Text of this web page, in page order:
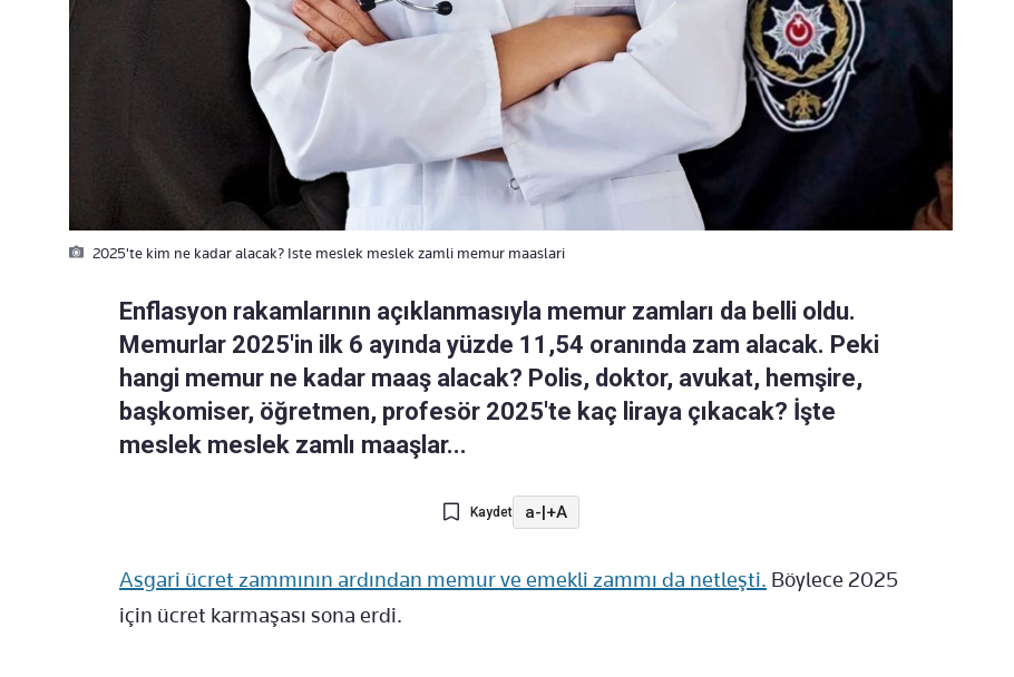
2025'te kim ne kadar alacak? Iste meslek meslek zamli memur maaslari
Enflasyon rakamlarının açıklanmasıyla memur zamları da belli oldu.
Memurlar 2025'in ilk 6 ayında yüzde 11,54 oranında zam alacak. Peki
hangi memur ne kadar maaş alacak? Polis, doktor, avukat, hemşire,
başkomiser, öğretmen, profesör 2025'te kaç liraya çıkacak? İşte
meslek meslek zamlı maaşlar...
Kaydet a-|+A
Asgari ücret zammının ardından memur ve emekli zammı da netleşti. Böylece 2025
için ücret karmaşası sona erdi.